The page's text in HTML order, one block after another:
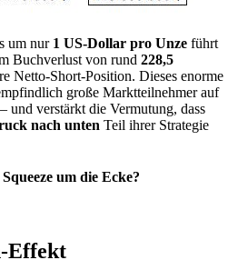
um nur 1 US-Dollar pro Unze führt
Buchverlust von rund 228,5
Netto-Short-Position. Dieses enorme
große Marktteilnehmer auf
und verstärkt die Vermutung, dass
nach unten Teil ihrer Strategie
um die Ecke?
Effekt